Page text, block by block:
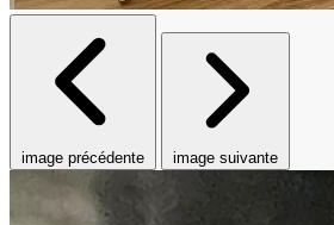
image précédente image suivante